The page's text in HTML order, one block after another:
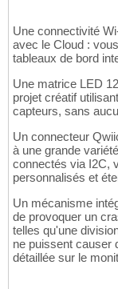
Une connectivité
avec le Cloud :
tableaux de bord
Une matrice LED
projet créatif
capteurs, sans
Un connecteur
à une grande
connectés via I2C,
personnalisés et
Un mécanisme
de provoquer un
telles qu'une
ne puissent causer
détaillée sur le